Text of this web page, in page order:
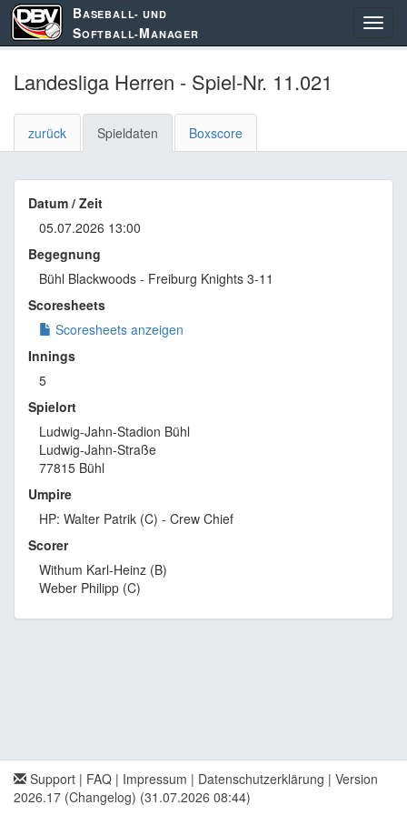
BASEBALL- UND
SOFTBALL-MANAGER
Landesliga Herren - Spiel-Nr. 11.021
zurück Spieldaten Boxscore
Datum / Zeit
05.07.2026 13:00
Begegnung
Bühl Blackwoods - Freiburg Knights 3-11
Scoresheets
Scoresheets anzeigen
Innings
5
Spielort
Ludwig-Jahn-Stadion Bühl
Ludwig-Jahn-Straße
77815 Bühl
Umpire
HP: Walter Patrik (C) - Crew Chief
Scorer
Withum Karl-Heinz (B)
Weber Philipp (C)
Support | FAQ | Impressum | Datenschutzerklärung | Version
2026.17 (Changelog) (31.07.2026 08:44)